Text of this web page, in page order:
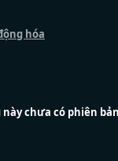
hóa
này chưa có phiên